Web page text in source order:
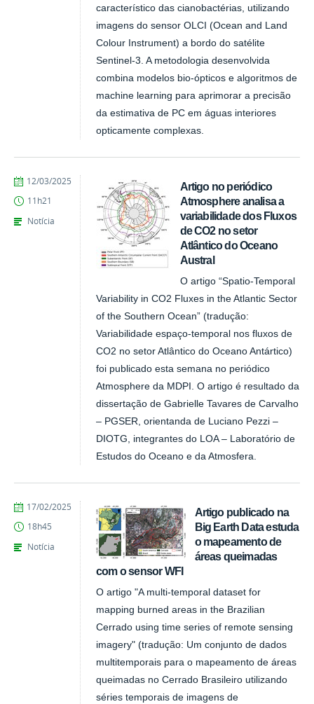
característico das cianobactérias, utilizando
imagens do sensor OLCI (Ocean and Land
Colour Instrument) a bordo do satélite
Sentinel-3. A metodologia desenvolvida
combina modelos bio-ópticos e algoritmos de
machine learning para aprimorar a precisão
da estimativa de PC em águas interiores
opticamente complexas.
Artigo no periódico
Atmosphere analisa a
variabilidade dos Fluxos
de CO2 no setor
Atlântico do Oceano
Austral
O artigo “Spatio-Temporal
Variability in CO2 Fluxes in the Atlantic Sector
of the Southern Ocean” (tradução:
Variabilidade espaço-temporal nos fluxos de
CO2 no setor Atlântico do Oceano Antártico)
foi publicado esta semana no periódico
Atmosphere da MDPI. O artigo é resultado da
dissertação de Gabrielle Tavares de Carvalho
– PGSER, orientanda de Luciano Pezzi –
DIOTG, integrantes do LOA – Laboratório de
Estudos do Oceano e da Atmosfera.
publicado
12/03/2025
11h21
Notícia
Artigo publicado na
Big Earth Data estuda
o mapeamento de
áreas queimadas
com o sensor WFI
O artigo "A multi-temporal dataset for
mapping burned areas in the Brazilian
Cerrado using time series of remote sensing
imagery" (tradução: Um conjunto de dados
multitemporais para o mapeamento de áreas
queimadas no Cerrado Brasileiro utilizando
séries temporais de imagens de
publicado
17/02/2025
18h45
Notícia